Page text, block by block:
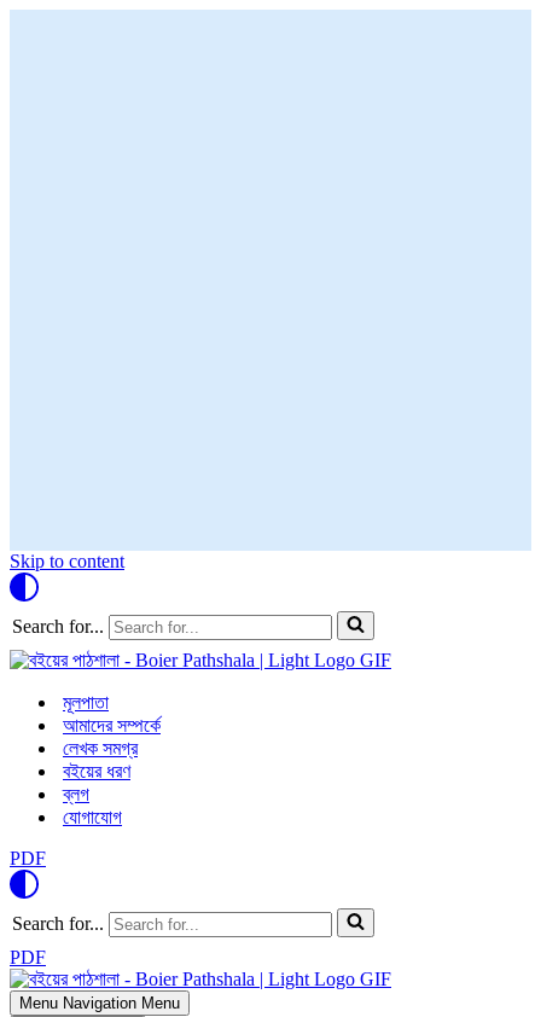
Skip to content
Search for...
মূলপাতা
আমাদের সম্পর্কে
লেখক সমগ্র
বইয়ের ধরণ
ব্লগ
যোগাযোগ
PDF
Search for...
PDF
Menu Navigation Menu